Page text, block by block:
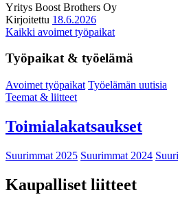
Yritys Boost Brothers Oy
Kirjoitettu 18.6.2026
Kaikki avoimet työpaikat
Työpaikat & työelämä
Avoimet työpaikat Työelämän uutisia
Teemat & liitteet
Toimialakatsaukset
Suurimmat 2025 Suurimmat 2024
Kaupalliset liitteet